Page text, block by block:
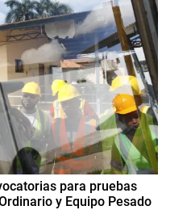
para pruebas
y Equipo Pesado